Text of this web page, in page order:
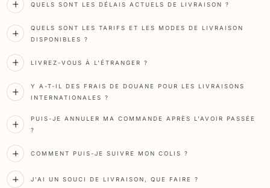
QUELS SONT LES DÉLAIS ACTUELS DE LIVRAISON ?
QUELS SONT LES TARIFS ET LES MODES DE LIVRAISON
DISPONIBLES ?
LIVREZ-VOUS À L'ÉTRANGER ?
Y A-T-IL DES FRAIS DE DOUANE POUR LES LIVRAISONS
INTERNATIONALES ?
PUIS-JE ANNULER MA COMMANDE APRÈS L'AVOIR PASSÉE
?
COMMENT PUIS-JE SUIVRE MON COLIS ?
J'AI UN SOUCI DE LIVRAISON, QUE FAIRE ?